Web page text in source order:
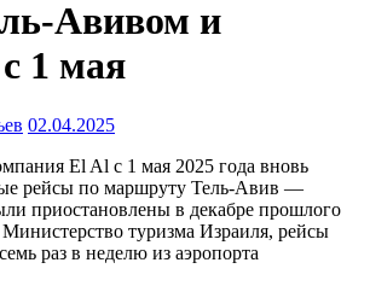
Авивом и
1 мая
02.04.2025
рейсы по маршруту Тель-Авив —
приостановлены в декабре прошлого
туризма Израиля, рейсы
раз в неделю из аэропорта